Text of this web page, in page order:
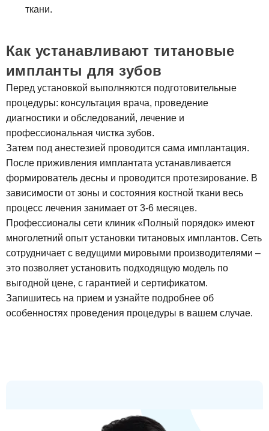
ткани.
Как устанавливают титановые
импланты для зубов
Перед установкой выполняются подготовительные
процедуры: консультация врача, проведение
диагностики и обследований, лечение и
профессиональная чистка зубов.
Затем под анестезией проводится сама имплантация.
После приживления имплантата устанавливается
формирователь десны и проводится протезирование. В
зависимости от зоны и состояния костной ткани весь
процесс лечения занимает от 3-6 месяцев.
Профессионалы сети клиник «Полный порядок» имеют
многолетний опыт установки титановых имплантов. Сеть
сотрудничает с ведущими мировыми производителями –
это позволяет установить подходящую модель по
выгодной цене, с гарантией и сертификатом.
Запишитесь на прием и узнайте подробнее об
особенностях проведения процедуры в вашем случае.